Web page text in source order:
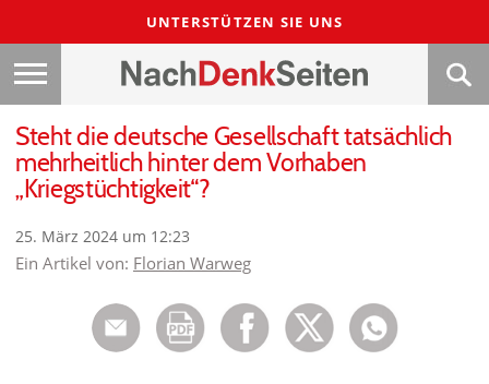
UNTERSTÜTZEN SIE UNS
Steht die deutsche Gesellschaft tatsächlich
mehrheitlich hinter dem Vorhaben
„Kriegstüchtigkeit“?
25. März 2024 um 12:23
Ein Artikel von: Florian Warweg